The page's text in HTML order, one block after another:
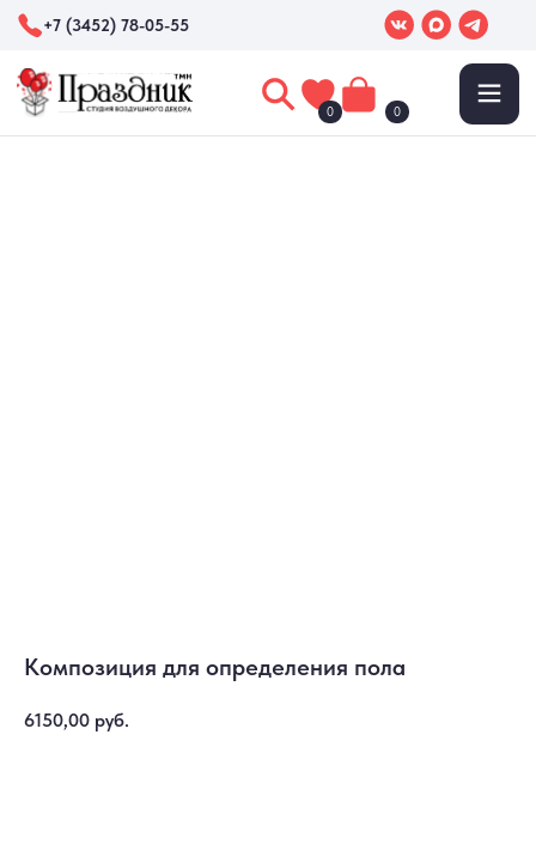
+7 (3452) 78-05-55
0
Композиция для определения пола
6150,00 руб.